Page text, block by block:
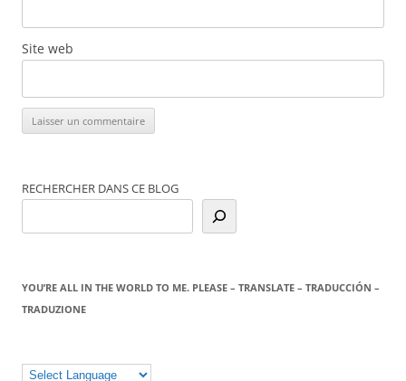
Site web
RECHERCHER DANS CE BLOG
YOU’RE ALL IN THE WORLD TO ME. PLEASE – TRANSLATE – TRADUCCIÓN –
TRADUZIONE